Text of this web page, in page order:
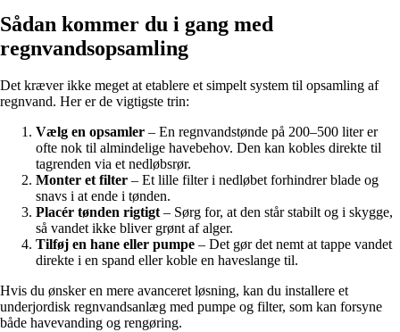
Sådan kommer du i gang med
regnvandsopsamling
Det kræver ikke meget at etablere et simpelt system til opsamling af
regnvand. Her er de vigtigste trin:
Vælg en opsamler – En regnvandstønde på 200–500 liter er
ofte nok til almindelige havebehov. Den kan kobles direkte til
tagrenden via et nedløbsrør.
Monter et filter – Et lille filter i nedløbet forhindrer blade og
snavs i at ende i tønden.
Placér tønden rigtigt– Sørg for, at den står stabilt og i skygge,
så vandet ikke bliver grønt af alger.
Tilføj en hane eller pumpe – Det gør det nemt at tappe vandet
direkte i en spand eller koble en haveslange til.
Hvis du ønsker en mere avanceret løsning, kan du installere et
underjordisk regnvandsanlæg med pumpe og filter, som kan forsyne
både havevanding og rengøring.